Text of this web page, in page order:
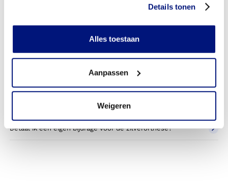
Details tonen
Alles toestaan
Aanpassen
Weigeren
toestemming nodig van mijn zorgverzekeraar?
Kan ik een reserve zilverorthese vergoed krijgen?
Wat valt er binnen de vergoeding van een zilverorthese?
betaald door mijn zorgverzekering?
Betaal ik een eigen bijdrage voor de zilverorthese?